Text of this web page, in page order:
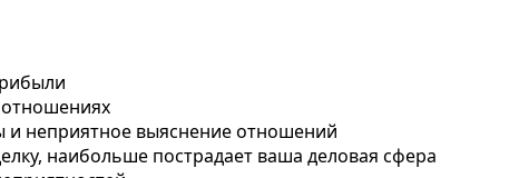
и неприятное выяснение отношений
наибольше пострадает ваша деловая сфера